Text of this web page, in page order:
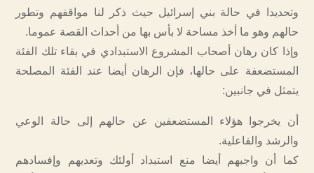
وتحديدا في حالة بني إسرائيل حيث ذكر لنا مواقفهم وتطور
حالهم وهو ما أخذ مساحة لا بأس بها من أحداث القصة عموما.
وإذا كان رهان أصحاب المشروع الاستبدادي في بقاء تلك الفئة
المستضعفة على حالها، فإن الرهان أيضا عند الفئة المصلحة
يتمثل في جانبين:
أن يخرجوا هؤلاء المستضعفين عن حالهم إلى حالة الوعي
والرشد والفاعلية.
كما أن واجبهم أيضا منع استبداد أولئك وتعديهم وإفسادهم